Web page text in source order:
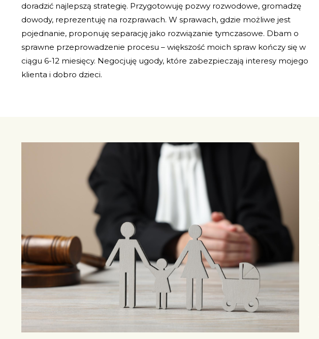
doradzić najlepszą strategię. Przygotowuję pozwy rozwodowe, gromadzę
dowody, reprezentuję na rozprawach. W sprawach, gdzie możliwe jest
pojednanie, proponuję separację jako rozwiązanie tymczasowe. Dbam o
sprawne przeprowadzenie procesu – większość moich spraw kończy się w
ciągu 6-12 miesięcy. Negocjuję ugody, które zabezpieczają interesy mojego
klienta i dobro dzieci.